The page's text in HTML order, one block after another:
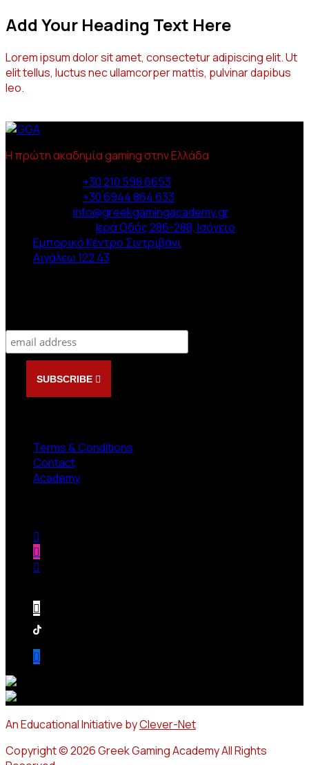
Add Your Heading Text Here
Lorem ipsum dolor sit amet, consectetur adipiscing elit. Ut
elit tellus, luctus nec ullamcorper mattis, pulvinar dapibus
leo.
Η πρώτη ακαδημία gaming στην Ελλάδα
+30 210 598 6653
+30 6944 864 633
info@greekgamingacademy.gr
Ιερά Οδός 286-288, Ισόγειο
Εμπορικό Κέντρο Σιντριβάνι
Αιγάλεω 122 43
SUBSCRIBE
Terms & Conditions
Contact
Academy
An Educational Initiative byClever-Net
Copyright © 2026 Greek Gaming Academy All Rights